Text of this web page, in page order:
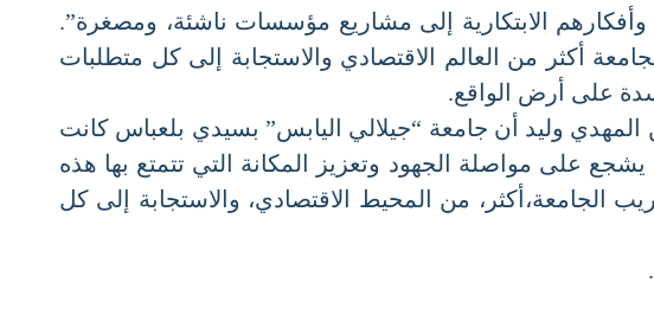
وأفكارهم الابتكارية إلى مشاريع مؤسسات ناشئة، ومصغرة”.
أكثر من العالم الاقتصادي والاستجابة إلى كل متطلبات
على أرض الواقع.
وليد أن جامعة “جيلالي اليابس” بسيدي بلعباس كانت
على مواصلة الجهود وتعزيز المكانة التي تتمتع بها هذه
من المحيط الاقتصادي، والاستجابة إلى كل